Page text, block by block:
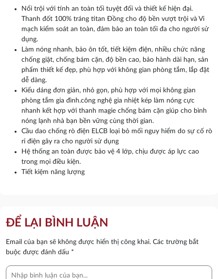
Nổi trội với tính an toàn tối tuyệt đối và thiết kế hiện đại.
Thanh đốt 100% tráng titan Đồng cho độ bền vượt trội và Vi
mạch kiểm soát an toàn, đảm bảo an toàn tối đa cho người sử
dụng.
Làm nóng nhanh, bảo ôn tốt, tiết kiệm điện, nhiều chức năng
chống giật, chống bám cặn, độ bền cao, bảo hành dài hạn, sản
phẩm thiết kế đẹp, phù hợp với không gian phòng tắm, lắp đặt
dễ dàng.
Kiểu dáng đơn giản, nhỏ gọn, phù hợp với mọi không gian
phòng tắm gia đình.công nghệ gia nhiệt kép làm nóng cực
nhanh kết hợp với thanh magie chống bám cặn giúp cho bình
nóng lạnh nhà bạn bền vững cùng thời gian.
Cầu dao chống rò điện ELCB loại bỏ mối nguy hiểm do sự cố rò
rỉ điện gây ra cho người sử dụng
Hệ thống an toàn được bảo vệ 4 lớp, chịu được áp lực cao
trong mọi điều kiện.
Tiết kiệm năng lượng
ĐỂ LẠI BÌNH LUẬN
Email của bạn sẽ không được hiển thị công khai. Các trường bắt
buộc được đánh dấu *